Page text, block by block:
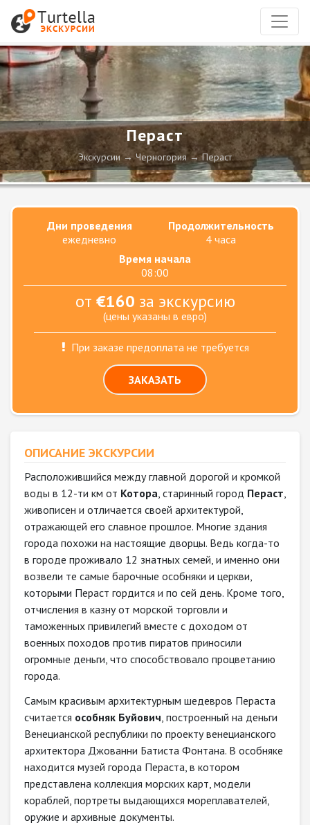
Пераст
Экскурсии Черногория Пераст
Дни проведения
ежедневно
Продолжительность
4 часа
Время начала
08:00
от €160 за экскурсию
(цены указаны в евро)
При заказе предоплата не требуется
ЗАКАЗАТЬ
ОПИСАНИЕ ЭКСКУРСИИ
Расположившийся между главной дорогой и кромкой
воды в 12-ти км от Котора , старинный город Пераст
живописен и отличается своей архитектурой,
отражающей его славное прошлое. Многие здания
города похожи на настоящие дворцы. Ведь когда-то
в городе проживало 12 знатных семей, и именно они
возвели те самые барочные особняки и церкви,
которыми Пераст гордится и по сей день. Кроме того,
отчисления в казну от морской торговли и
таможенных привилегий вместе с доходом от
военных походов против пиратов приносили
огромные деньги, что способствовало процветанию
города.
Самым красивым архитектурным шедевров Пераста
считается особняк Буйович, построенный на деньги
Венецианской республики по проекту венецианского
архитектора Джованни Батиста Фонтана. В особняке
находится музей города Пераста, в котором
представлена коллекция морских карт, модели
кораблей, портреты выдающихся мореплавателей,
оружие и архивные документы.